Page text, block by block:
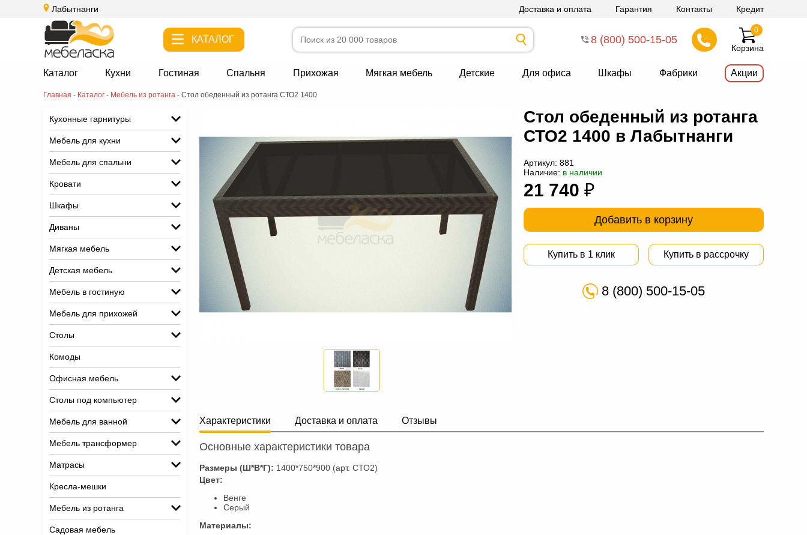
Лабытнанги Доставка и оплата Гарантия Контакты Кредит
КАТАЛОГ 8 (800) 500-15-05
Корзина
0
Каталог Кухни Гостиная Спальня Прихожая Мягкая мебель Детские Для офиса Шкафы Фабрики Акции
Главная - Каталог - Мебель из ротанга - Стол обеденный из ротанга СТО2 1400
Кухонные гарнитуры
Мебель для кухни
Мебель для спальни
Кровати
Шкафы
Диваны
Мягкая мебель
Детская мебель
Мебель в гостиную
Мебель для прихожей
Столы
Комоды
Офисная мебель
Столы под компьютер
Мебель для ванной
Мебель трансформер
Матрасы
Кресла-мешки
Мебель из ротанга
Садовая мебель
Стол обеденный из ротанга
СТО2 1400 в Лабытнанги
Артикул: 881
Наличие: в наличии
21 740 ₽
Добавить в корзину
Купить в 1 клик Купить в рассрочку
8 (800) 500-15-05
Характеристики Доставка и оплата Отзывы
Основные характеристики товара
Размеры (Ш*В*Г): 1400*750*900 (арт. СТО2)
Цвет:
Венге
Серый
Материалы: